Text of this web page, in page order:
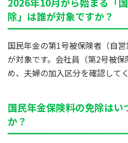
除」は誰が対象ですか？
国民年金の第1号被保険者（自営
が対象です。会社員（第2号被
め、夫婦の加入区分を確認して
国民年金保険料の免除はい
か？